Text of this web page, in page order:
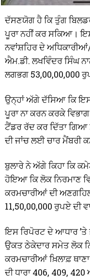
ਦੱਸਣਯੋਗ ਹੈ ਕਿ ਤੁੰਗ
ਪੂਰਾ ਨਹੀਂ ਕਰ ਸਕਿਆ।
ਨਵਾਂਸ਼ਹਿਰ ਦੇ
ਐਮ.ਡੀ. ਲਖਵਿੰਦਰ ਸਿੰਘ
ਲਗਭਗ 53,00,00,000
ਉਨ੍ਹਾਂ ਅੱਗੇ ਦੱਸਿਆ ਕਿ
ਪੂਰਾ ਨਾ ਕਰਨ ਕਰਕੇ
ਟੈਂਡਰ ਰੱਦ ਕਰ ਦਿੱਤਾ ਗਿਆ
ਦੀ ਜਾਂਚ ਲਈ ਚਾਰ ਮੈਂਬਰੀ
ਬੁਲਾਰੇ ਨੇ ਅੱਗੇ ਕਿਹਾ ਕਿ
ਹੋਇਆ ਕਿ ਲੋਕ ਨਿਰਮਾਣ
ਕਰਮਚਾਰੀਆਂ ਦੀ
11,50,00,000 ਰੁਪਏ ਦੀ
ਇਸ ਰਿਪੋਰਟ ਦੇ ਆਧਾਰ
ਉਕਤ ਠੇਕੇਦਾਰ ਸਮੇਤ ਲੋਕ
ਕਰਮਚਾਰੀਆਂ ਖ਼ਿਲਾਫ਼
ਦੀ ਧਾਰਾ 406, 409,